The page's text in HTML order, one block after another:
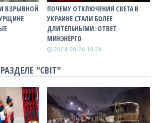
ВЗРЫВНОЙ
ПОЧЕМУ ОТКЛЮЧЕНИЯ СВЕТА В
УКРАИНЕ СТАЛИ БОЛЕЕ
ДЛИТЕЛЬНЫМИ: ОТВЕТ
МИНЭНЕРГО
2024-06-26 18:26
"СВІТ"